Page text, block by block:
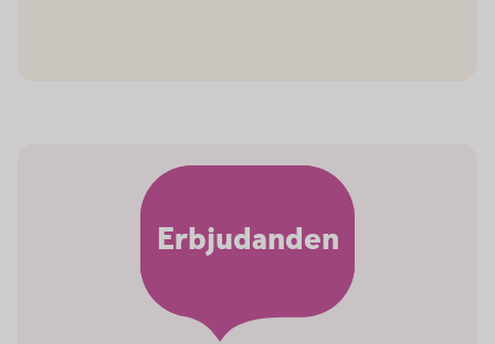
Erbjudanden